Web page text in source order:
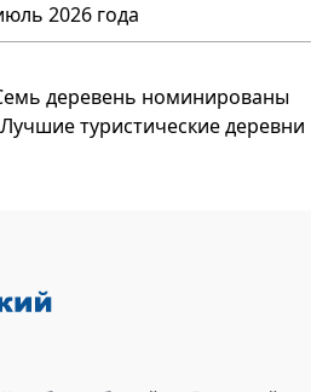
2026 года
деревень номинированы
туристические деревни